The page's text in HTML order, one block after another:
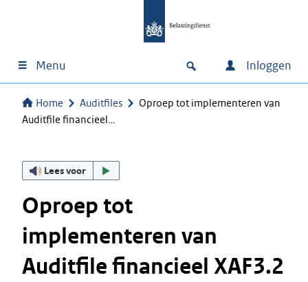
Menu Inloggen
Home Auditfiles
Oproep tot implementeren van
Auditfile financieel…
Lees voor
Oproep tot
implementeren van
Auditfile financieel XAF3.2